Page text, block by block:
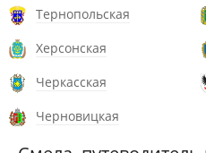
Тернопольская
Херсонская
Черкасская
Черновицкая